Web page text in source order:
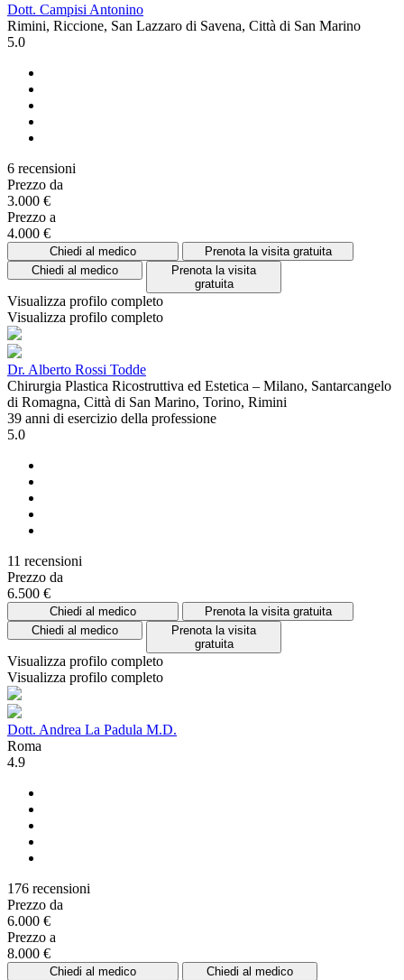
Dott. Campisi Antonino
Rimini, Riccione, San Lazzaro di Savena, Città di San Marino
5.0
6 recensioni
Prezzo da
3.000 €
Prezzo a
4.000 €
Chiedi al medico
Prenota la visita gratuita
Chiedi al medico
Prenota la visita
gratuita
Visualizza profilo completo
Visualizza profilo completo
Dr. Alberto Rossi Todde
Chirurgia Plastica Ricostruttiva ed Estetica – Milano, Santarcangelo
di Romagna, Città di San Marino, Torino, Rimini
39 anni di esercizio della professione
5.0
11 recensioni
Prezzo da
6.500 €
Chiedi al medico
Prenota la visita gratuita
Chiedi al medico
Prenota la visita
gratuita
Visualizza profilo completo
Visualizza profilo completo
Dott. Andrea La Padula M.D.
Roma
4.9
176 recensioni
Prezzo da
6.000 €
Prezzo a
8.000 €
Chiedi al medico Chiedi al medico